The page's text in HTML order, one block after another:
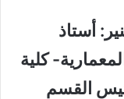
أستاذ
كلية
القسم